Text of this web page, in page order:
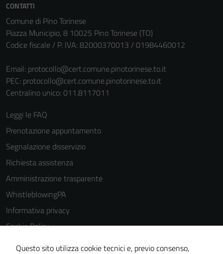
CONTATTI
Comune di Pino Torinese
Piazza Municipio, 8 10025 Pino Torinese (TO)
Codice fiscale / P. IVA: 82000370013 / 01984460012
Email: protocollo@cert.comune.pinotorinese.to.it
PEC: protocollo@cert.comune.pinotorinese.to.it
Centralino unico: 011.8117011
Leggi le FAQ
Prenotazione appuntamento
Segnalazione disservizio
Richiesta assistenza
Amministrazione trasparente
WhistleblowingPA
Informativa privacy
Cookie Policy
Note legali
Questo sito utilizza cookie tecnici e, previo consenso,